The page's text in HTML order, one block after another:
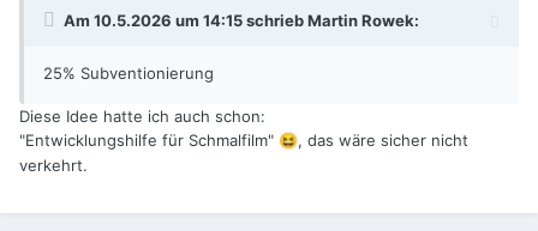
Am 10.5.2026 um 14:15 schriebMartin Rowek:
25% Subventionierung
Diese Idee hatte ich auch schon:
"Entwicklungshilfe für Schmalfilm" 😆, das wäre sicher nicht
verkehrt.